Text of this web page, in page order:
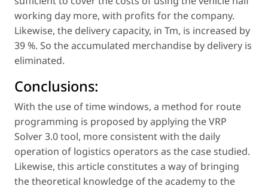
working day more, with profits for the company.
Likewise, the delivery capacity, in Tm, is increased by
39 %. So the accumulated merchandise by delivery is
eliminated.
Conclusions:
With the use of time windows, a method for route
programming is proposed by applying the VRP
Solver 3.0 tool, more consistent with the daily
operation of logistics operators as the case studied.
Likewise, this article constitutes a way of bringing
the theoretical knowledge of the academy to the